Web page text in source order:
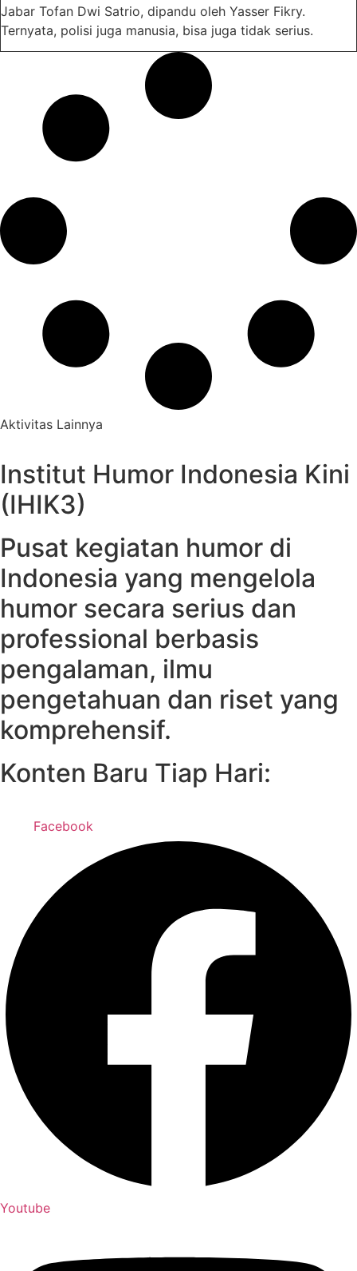
Jabar Tofan Dwi Satrio, dipandu oleh Yasser Fikry.
Ternyata, polisi juga manusia, bisa juga tidak serius.
Aktivitas Lainnya
Institut Humor Indonesia Kini
(IHIK3)
Pusat kegiatan humor di
Indonesia yang mengelola
humor secara serius dan
professional berbasis
pengalaman, ilmu
pengetahuan dan riset yang
komprehensif.
Konten Baru Tiap Hari:
Facebook
Youtube